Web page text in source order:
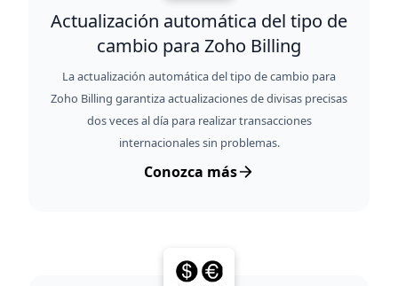
Actualización automática del tipo de
cambio para Zoho Billing
La actualización automática del tipo de cambio para
Zoho Billing garantiza actualizaciones de divisas precisas
dos veces al día para realizar transacciones
internacionales sin problemas.
Conozca más